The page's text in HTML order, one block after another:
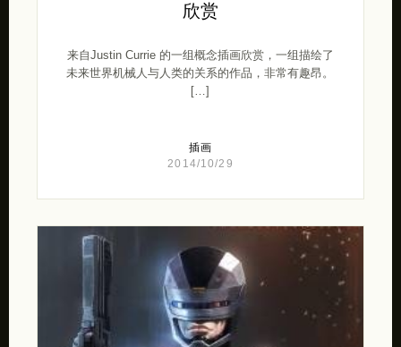
欣赏
来自Justin Currie 的一组概念插画欣赏，一组描绘了
未来世界机械人与人类的关系的作品，非常有趣昂。
[…]
插画
2014/10/29